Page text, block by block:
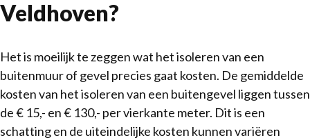
Veldhoven?
Het is moeilijk te zeggen wat het isoleren van een
buitenmuur of gevel precies gaat kosten. De gemiddelde
kosten van het isoleren van een buitengevel liggen tussen
de € 15,- en € 130,- per vierkante meter. Dit is een
schatting en de uiteindelijke kosten kunnen variëren